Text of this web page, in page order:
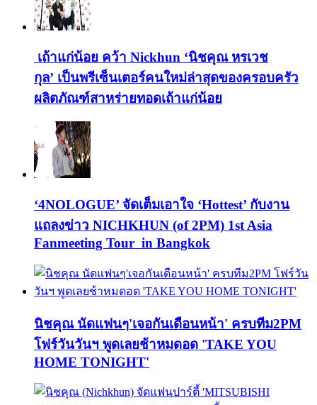
เถ้าแก่น้อย คว้า Nickhun ‘นิชคุณ หรเวช
กุล’ เป็นพรีเซ็นเตอร์คนใหม่ล่าสุดของครอบครัว
ผลิตภัณฑ์สาหร่ายทอดเถ้าแก่น้อย
‘4NOLOGUE’ จัดเต็มเอาใจ ‘Hottest’ กับงาน
แถลงข่าว NICHKHUN (of 2PM) 1st Asia
Fanmeeting Tour in Bangkok
นิชคุณ นัดแฟนๆ'เจอกันเดือนหน้า' ครบทีม2PM
โฟร์วันวันฯ พูดเลยช้าหมดอด 'TAKE YOU
HOME TONIGHT'